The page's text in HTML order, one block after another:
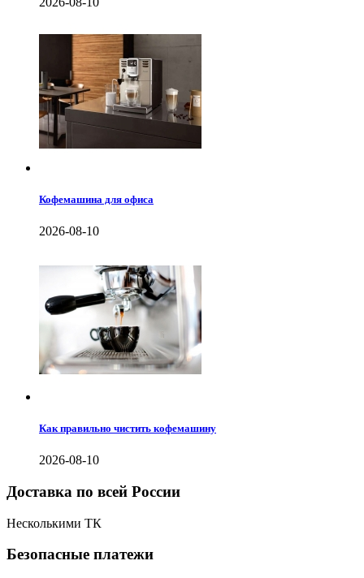
Кофемашина для офиса
2026-08-10
Как правильно чистить кофемашину
2026-08-10
Доставка по всей России
Несколькими ТК
Безопасные платежи